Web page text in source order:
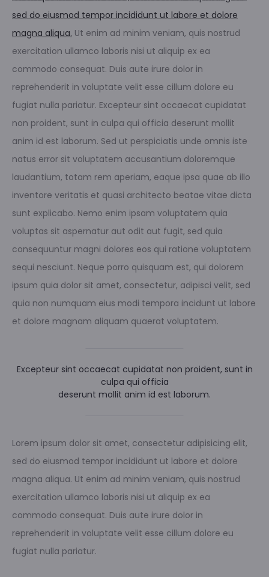
sed do eiusmod tempor incididunt ut labore et dolore
magna aliqua. Ut enim ad minim veniam, quis nostrud
exercitation ullamco laboris nisi ut aliquip ex ea
commodo consequat. Duis aute irure dolor in
reprehenderit in voluptate velit esse cillum dolore eu
fugiat nulla pariatur. Excepteur sint occaecat cupidatat
non proident, sunt in culpa qui officia deserunt mollit
anim id est laborum. Sed ut perspiciatis unde omnis iste
natus error sit voluptatem accusantium doloremque
laudantium, totam rem aperiam, eaque ipsa quae ab illo
inventore veritatis et quasi architecto beatae vitae dicta
sunt explicabo. Nemo enim ipsam voluptatem quia
voluptas sit aspernatur aut odit aut fugit, sed quia
consequuntur magni dolores eos qui ratione voluptatem
sequi nesciunt. Neque porro quisquam est, qui dolorem
ipsum quia dolor sit amet, consectetur, adipisci velit, sed
quia non numquam eius modi tempora incidunt ut labore
et dolore magnam aliquam quaerat voluptatem.
Excepteur sint occaecat cupidatat non proident, sunt in
culpa qui officia
deserunt mollit anim id est laborum.
Lorem ipsum dolor sit amet, consectetur adipisicing elit,
sed do eiusmod tempor incididunt ut labore et dolore
magna aliqua. Ut enim ad minim veniam, quis nostrud
exercitation ullamco laboris nisi ut aliquip ex ea
commodo consequat. Duis aute irure dolor in
reprehenderit in voluptate velit esse cillum dolore eu
fugiat nulla pariatur.